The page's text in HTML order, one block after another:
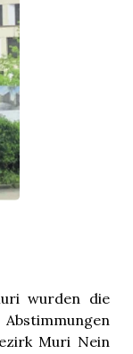
wurden die
Muri Nein